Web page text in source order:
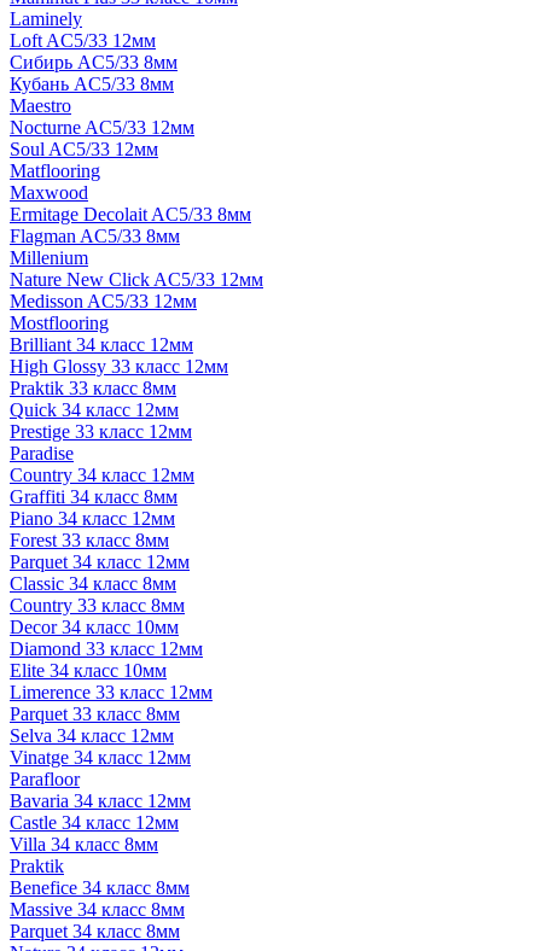
Laminely
Loft AC5/33 12мм
Сибирь AC5/33 8мм
Кубань AC5/33 8мм
Maestro
Nocturne AC5/33 12мм
Soul AC5/33 12мм
Matflooring
Maxwood
Ermitage Decolait AC5/33 8мм
Flagman AC5/33 8мм
Millenium
Nature New Click AC5/33 12мм
Medisson AC5/33 12мм
Mostflooring
Brilliant 34 класс 12мм
High Glossy 33 класс 12мм
Praktik 33 класс 8мм
Quick 34 класс 12мм
Prestige 33 класс 12мм
Paradise
Country 34 класс 12мм
Graffiti 34 класс 8мм
Piano 34 класс 12мм
Forest 33 класс 8мм
Parquet 34 класс 12мм
Classic 34 класс 8мм
Country 33 класс 8мм
Decor 34 класс 10мм
Diamond 33 класс 12мм
Elite 34 класс 10мм
Limerence 33 класс 12мм
Parquet 33 класс 8мм
Selva 34 класс 12мм
Vinatge 34 класс 12мм
Parafloor
Bavaria 34 класс 12мм
Castle 34 класс 12мм
Villa 34 класс 8мм
Praktik
Benefice 34 класс 8мм
Massive 34 класс 8мм
Parquet 34 класс 8мм